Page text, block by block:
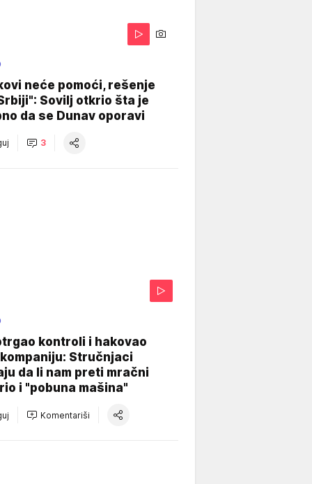
neće pomoći, rešenje
Sovilj otkrio šta je
da se Dunav oporavi
3
kontroli i hakovao
Stručnjaci
da li nam preti mračni
i "pobuna mašina"
Komentariši